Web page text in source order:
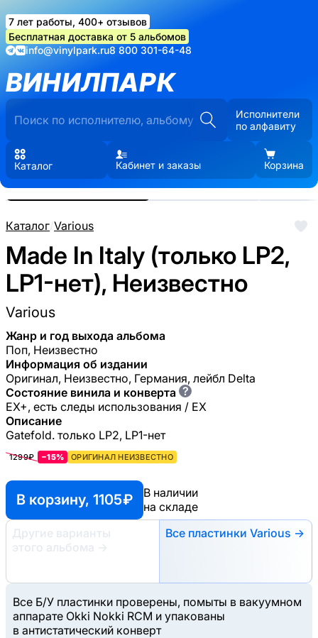
7 лет работы, 400+ отзывов
Бесплатная доставка от 5 альбомов
info@vinylpark.ru8 800 301-64-48
ВИНИЛПАРК
Исполнители
по алфавиту
Каталог Кабинет и заказы Корзина
Каталог/Various
Made In Italy (только LP2,
LP1-нет), Неизвестно
Various
Жанр и год выхода альбома
Поп, Неизвестно
Информация об издании
Оригинал, Неизвестно, Германия, лейбл Delta
Состояние винила и конверта ?
EX+, есть следы использования / EX
Описание
Gatefold. только LP2, LP1-нет
1299₽ −15% ОРИГИНАЛ НЕИЗВЕСТНО
В корзину, 1105 ₽
В наличии
на складе
Другие варианты
этого альбома
→
Все пластинки Various →
Все Б/У пластинки проверены, помыты в вакуумном
аппарате Okki Nokki RCM и упакованы
в антистатический конверт
Реальные фото пластинки.
Нажмите, чтобы увеличить